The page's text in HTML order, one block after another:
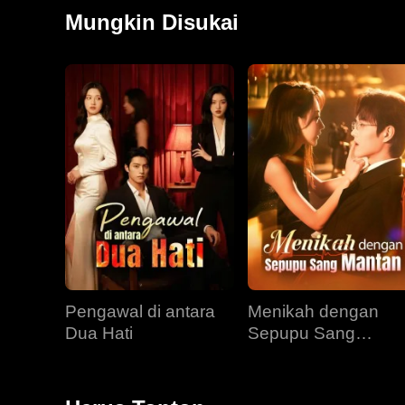
sebagai pengawal pribadi Brandon. Perlahan,
Mungkin Disukai
Pengawal di antara
Dua Hati
Menikah dengan
Sepupu Sang